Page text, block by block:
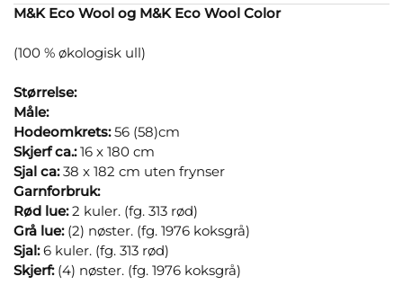
M&K Eco Wool og M&K Eco Wool Color
(100 % økologisk ull)
Størrelse:
Måle:
Hodeomkrets:56 (58)cm
Skjerf ca.:16 x 180 cm
Sjal ca:38 x 182 cm uten frynser
Garnforbruk:
Rød lue:2 kuler. (fg. 313 rød)
Grå lue:(2) nøster. (fg. 1976 koksgrå)
Sjal:6 kuler. (fg. 313 rød)
Skjerf:(4) nøster. (fg. 1976 koksgrå)